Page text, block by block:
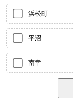
浜松町
平沼
南幸